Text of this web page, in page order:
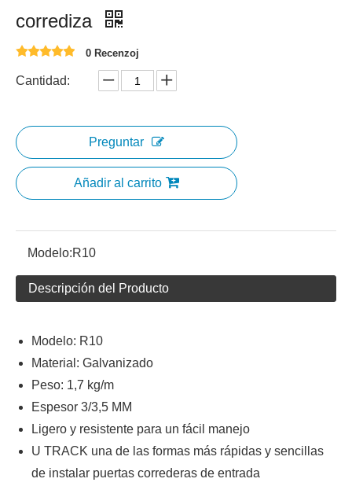
corrediza
0 Recenzoj
Cantidad:
Preguntar
Añadir al carrito
Modelo:R10
Descripción del Producto
Modelo: R10
Material: Galvanizado
Peso: 1,7 kg/m
Espesor 3/3,5 MM
Ligero y resistente para un fácil manejo
U TRACK una de las formas más rápidas y sencillas
de instalar puertas correderas de entrada